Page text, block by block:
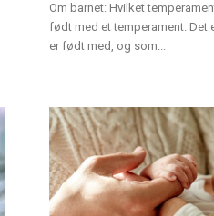
Om barnet: Hvilket
født med et temperament. Det
er født med, og som...